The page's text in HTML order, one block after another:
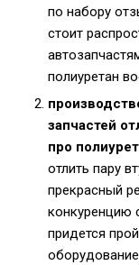
по набору
стоит
полиуретан
запчастей
про
отлить пару
прекрасный
конкуренцию
придется